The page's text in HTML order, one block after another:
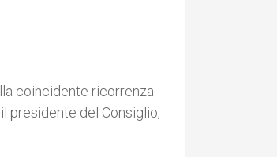
coincidente ricorrenza
presidente del Consiglio,